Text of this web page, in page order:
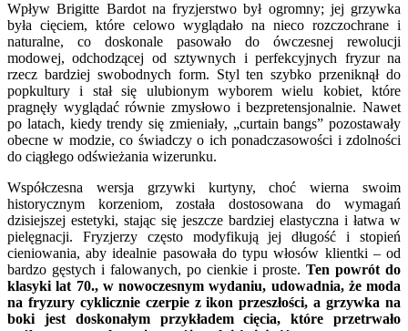
Wpływ Brigitte Bardot na fryzjerstwo był ogromny; jej grzywka
była cięciem, które celowo wyglądało na nieco rozczochrane i
naturalne, co doskonale pasowało do ówczesnej rewolucji
modowej, odchodzącej od sztywnych i perfekcyjnych fryzur na
rzecz bardziej swobodnych form. Styl ten szybko przeniknął do
popkultury i stał się ulubionym wyborem wielu kobiet, które
pragnęły wyglądać równie zmysłowo i bezpretensjonalnie. Nawet
po latach, kiedy trendy się zmieniały, „curtain bangs” pozostawały
obecne w modzie, co świadczy o ich ponadczasowości i zdolności
do ciągłego odświeżania wizerunku.
Współczesna wersja grzywki kurtyny, choć wierna swoim
historycznym korzeniom, została dostosowana do wymagań
dzisiejszej estetyki, stając się jeszcze bardziej elastyczna i łatwa w
pielęgnacji. Fryzjerzy często modyfikują jej długość i stopień
cieniowania, aby idealnie pasowała do typu włosów klientki – od
bardzo gęstych i falowanych, po cienkie i proste. Ten powrót do
klasyki lat 70., w nowoczesnym wydaniu, udowadnia, że moda
na fryzury cyklicznie czerpie z ikon przeszłości, a grzywka na
boki jest doskonałym przykładem cięcia, które przetrwało